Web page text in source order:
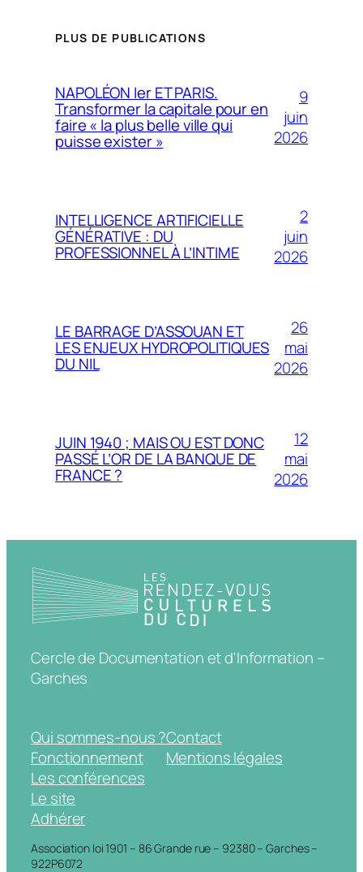
PLUS DE PUBLICATIONS
NAPOLÉON Ier ET PARIS.
Transformer la capitale pour en
faire « la plus belle ville qui
puisse exister »
9
juin
2026
INTELLIGENCE ARTIFICIELLE
GÉNÉRATIVE : DU
PROFESSIONNEL À L’INTIME
2
juin
2026
LE BARRAGE D’ASSOUAN ET
LES ENJEUX HYDROPOLITIQUES
DU NIL
26
mai
2026
JUIN 1940 ; MAIS OU EST DONC
PASSÉ L’OR DE LA BANQUE DE
FRANCE ?
12
mai
2026
Cercle de Documentation et d'Information –
Garches
Qui sommes-nous ?
Fonctionnement
Les conférences
Le site
Adhérer
Contact
Mentions légales
Association loi 1901 – 86 Grande rue – 92380 – Garches –
922P6072